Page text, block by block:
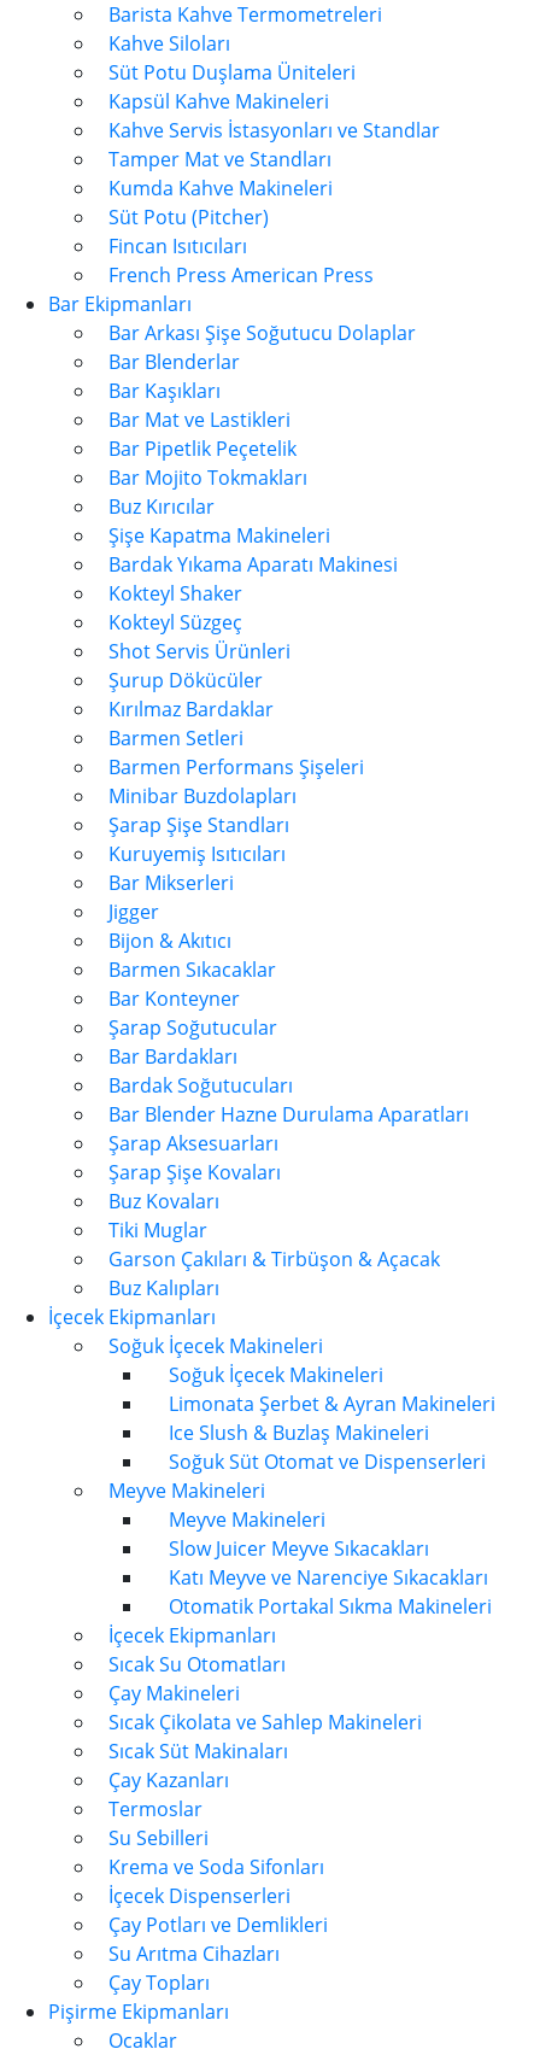
Barista Kahve Termometreleri
Kahve Siloları
Süt Potu Duşlama Üniteleri
Kapsül Kahve Makineleri
Kahve Servis İstasyonları ve Standlar
Tamper Mat ve Standları
Kumda Kahve Makineleri
Süt Potu (Pitcher)
Fincan Isıtıcıları
French Press American Press
Bar Ekipmanları
Bar Arkası Şişe Soğutucu Dolaplar
Bar Blenderlar
Bar Kaşıkları
Bar Mat ve Lastikleri
Bar Pipetlik Peçetelik
Bar Mojito Tokmakları
Buz Kırıcılar
Şişe Kapatma Makineleri
Bardak Yıkama Aparatı Makinesi
Kokteyl Shaker
Kokteyl Süzgeç
Shot Servis Ürünleri
Şurup Dökücüler
Kırılmaz Bardaklar
Barmen Setleri
Barmen Performans Şişeleri
Minibar Buzdolapları
Şarap Şişe Standları
Kuruyemiş Isıtıcıları
Bar Mikserleri
Jigger
Bijon & Akıtıcı
Barmen Sıkacaklar
Bar Konteyner
Şarap Soğutucular
Bar Bardakları
Bardak Soğutucuları
Bar Blender Hazne Durulama Aparatları
Şarap Aksesuarları
Şarap Şişe Kovaları
Buz Kovaları
Tiki Muglar
Garson Çakıları & Tirbüşon & Açacak
Buz Kalıpları
İçecek Ekipmanları
Soğuk İçecek Makineleri
Soğuk İçecek Makineleri
Limonata Şerbet & Ayran Makineleri
Ice Slush & Buzlaş Makineleri
Soğuk Süt Otomat ve Dispenserleri
Meyve Makineleri
Meyve Makineleri
Slow Juicer Meyve Sıkacakları
Katı Meyve ve Narenciye Sıkacakları
Otomatik Portakal Sıkma Makineleri
İçecek Ekipmanları
Sıcak Su Otomatları
Çay Makineleri
Sıcak Çikolata ve Sahlep Makineleri
Sıcak Süt Makinaları
Çay Kazanları
Termoslar
Su Sebilleri
Krema ve Soda Sifonları
İçecek Dispenserleri
Çay Potları ve Demlikleri
Su Arıtma Cihazları
Çay Topları
Pişirme Ekipmanları
Ocaklar